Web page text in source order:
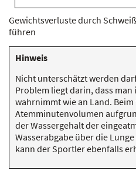
Gewichtsverluste durch
führen
Hinweis
Nicht unterschätzt werden
Problem liegt darin, dass man
wahrnimmt wie an Land.
Atemminutenvolumen
der Wassergehalt der
Wasserabgabe über die
kann der Sportler ebenfalls